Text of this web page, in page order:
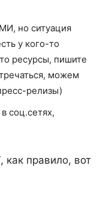
но ситуация
у кого-то
ресурсы, пишите
можем
релизы)
соц.сетях,
как правило, вот